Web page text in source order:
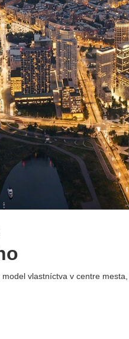
vlastníctva v centre